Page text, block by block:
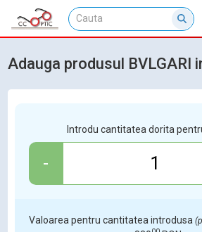
Adauga produsul BVLGARI
Introdu cantitatea dorita
-
Valoarea pentru cantitatea introdusa